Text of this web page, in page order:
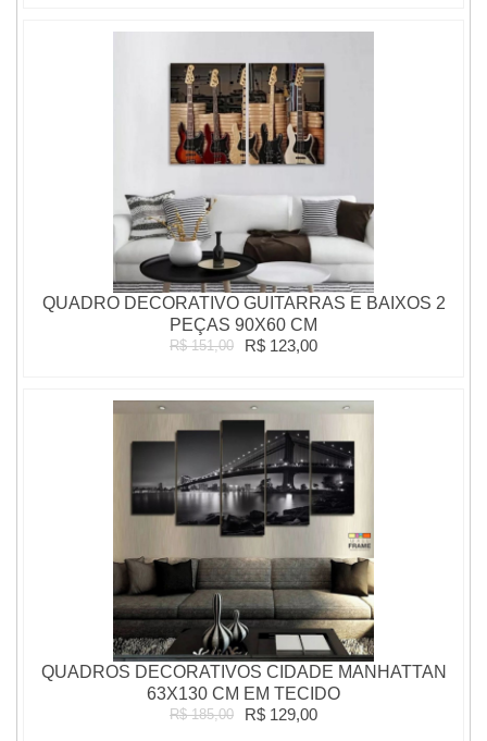
QUADRO DECORATIVO GUITARRAS E BAIXOS 2
PEÇAS 90X60 CM
R$ 151,00 R$ 123,00
QUADROS DECORATIVOS CIDADE MANHATTAN
63X130 CM EM TECIDO
R$ 185,00 R$ 129,00